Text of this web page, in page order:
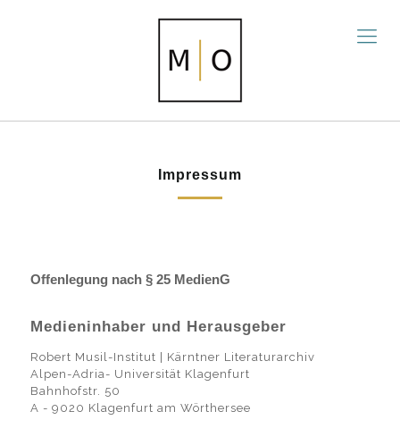
Impressum
Offenlegung nach § 25 MedienG
Medieninhaber und Herausgeber
Robert Musil-Institut | Kärntner Literaturarchiv
Alpen-Adria- Universität Klagenfurt
Bahnhofstr. 50
A - 9020 Klagenfurt am Wörthersee